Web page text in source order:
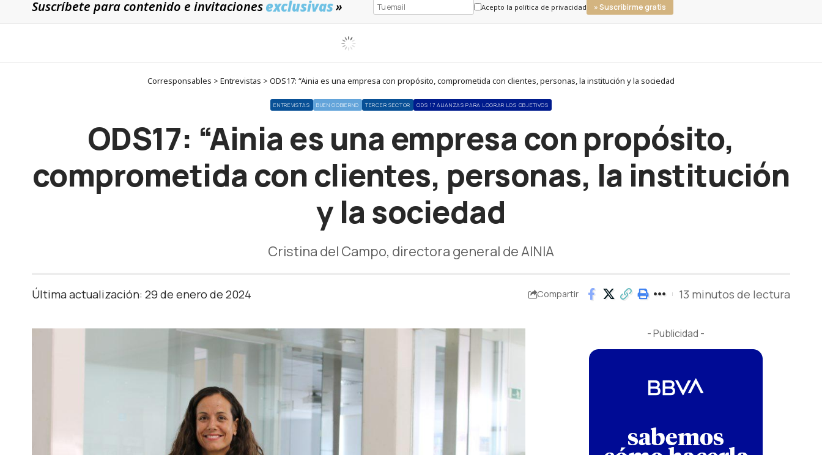
Suscríbete para contenido e invitacionesexclusivas» Acepto la política de privacidad » Suscribirme gratis
Corresponsables > Entrevistas > ODS17: “Ainia es una empresa con propósito, comprometida con clientes, personas, la institución y la sociedad
ENTREVISTAS BUEN GOBIERNO TERCER SECTOR ODS 17 ALIANZAS PARA LOGRAR LOS OBJETIVOS
ODS17: “Ainia es una empresa con propósito,
comprometida con clientes, personas, la institución
y la sociedad
Cristina del Campo, directora general de AINIA
Última actualización: 29 de enero de 2024 Compartir 13 minutos de lectura
- Publicidad -